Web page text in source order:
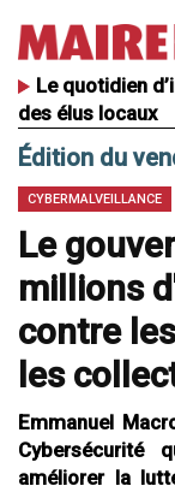
Le quotidien
des élus locaux
Édition du
CYBERMALVEILLANCE
Le
millions
contre
les
Emmanuel
améliorer la